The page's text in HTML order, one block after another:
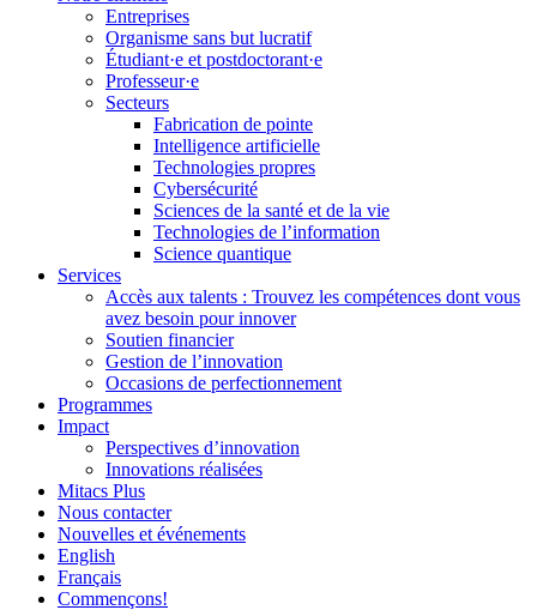
Entreprises
Organisme sans but lucratif
Étudiant·e et postdoctorant·e
Professeur·e
Secteurs
Fabrication de pointe
Intelligence artificielle
Technologies propres
Cybersécurité
Sciences de la santé et de la vie
Technologies de l’information
Science quantique
Services
Accès aux talents : Trouvez les compétences dont vous
avez besoin pour innover
Soutien financier
Gestion de l’innovation
Occasions de perfectionnement
Programmes
Impact
Perspectives d’innovation
Innovations réalisées
Mitacs Plus
Nous contacter
Nouvelles et événements
English
Français
Commençons!